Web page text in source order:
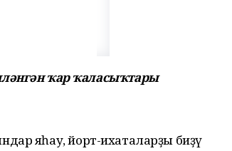
ҡар ҡаласыҡтары
яһау, йорт-ихаталарҙы биҙәү